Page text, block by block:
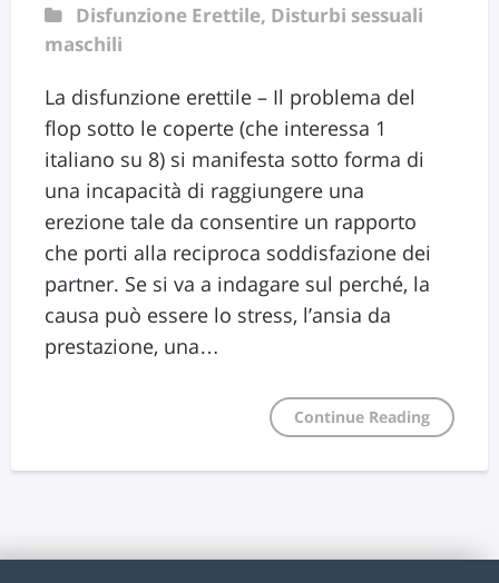
Disfunzione Erettile, Disturbi sessuali
maschili
La disfunzione erettile – Il problema del
flop sotto le coperte (che interessa 1
italiano su 8) si manifesta sotto forma di
una incapacità di raggiungere una
erezione tale da consentire un rapporto
che porti alla reciproca soddisfazione dei
partner. Se si va a indagare sul perché, la
causa può essere lo stress, l’ansia da
prestazione, una…
Continue Reading